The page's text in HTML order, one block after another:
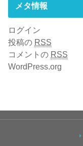
メタ情報
ログイン
投稿の RSS
コメントの RSS
WordPress.org